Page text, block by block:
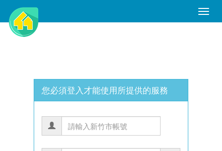
Toggle
您必須登入才能使用所提供的服務